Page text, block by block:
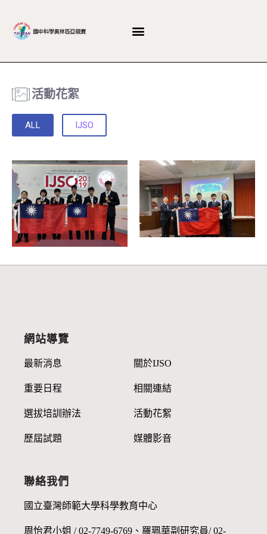
活動花絮
ALL IJSO
網站導覽
最新消息
重要日程
選拔培訓辦法
歷屆試題
關於IJSO
相關連結
活動花絮
媒體影音
聯絡我們
國立臺灣師範大學科學教育中心
周怡君小姐 / 02-7749-6769、羅珮華副研究員/ 02-